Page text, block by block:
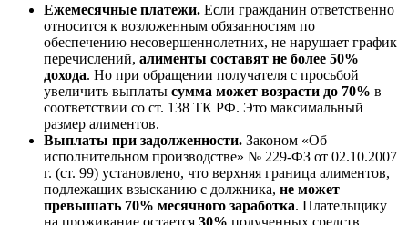
Ежемесячные платежи. Если гражданин ответственно
относится к возложенным обязанностям по
обеспечению несовершеннолетних, не нарушает график
перечислений, алименты составят не более 50%
дохода. Но при обращении получателя с просьбой
увеличить выплаты сумма может возрасти до 70% в
соответствии со ст. 138 ТК РФ. Это максимальный
размер алиментов.
Выплаты при задолженности. Законом «Об
исполнительном производстве» № 229-ФЗ от 02.10.2007
г. (ст. 99) установлено, что верхняя граница алиментов,
подлежащих взысканию с должника, не может
превышать 70% месячного заработка. Плательщику
на проживание остается 30% полученных средств.